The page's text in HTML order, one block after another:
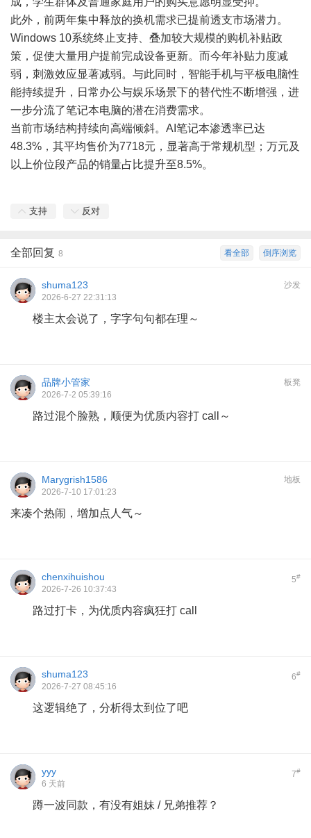
此外，前两年集中释放的换机需求已提前透支市场潜力。
Windows 10系统终止支持、叠加较大规模的购机补贴政
策，促使大量用户提前完成设备更新。而今年补贴力度减
弱，刺激效应显著减弱。与此同时，智能手机与平板电脑性
能持续提升，日常办公与娱乐场景下的替代性不断增强，进
一步分流了笔记本电脑的潜在消费需求。
当前市场结构持续向高端倾斜。AI笔记本渗透率已达
48.3%，其平均售价为7718元，显著高于常规机型；万元及
以上价位段产品的销量占比提升至8.5%。
支持 反对
倒序浏览
看全部
全部回复 8
沙发
shuma123
2026-6-27 22:31:13
楼主太会说了，字字句句都在理～
板凳
品牌小管家
2026-7-2 05:39:16
路过混个脸熟，顺便为优质内容打 call～
地板
Marygrish1586
2026-7-10 17:01:23
来凑个热闹，增加点人气～
5#
chenxihuishou
2026-7-26 10:37:43
路过打卡，为优质内容疯狂打 call
6#
shuma123
2026-7-27 08:45:16
这逻辑绝了，分析得太到位了吧
7#
yyy
6 天前
蹲一波同款，有没有姐妹 / 兄弟推荐？